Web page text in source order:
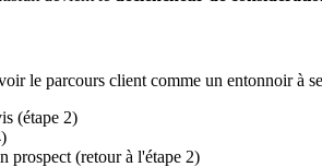
le parcours client comme un entonnoir à
(étape 2)
prospect (retour à l'étape 2)